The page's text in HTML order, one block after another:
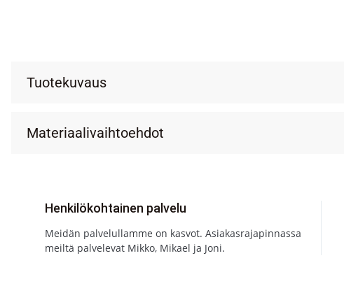
Tuotekuvaus
Materiaalivaihtoehdot
Henkilökohtainen palvelu
Meidän palvelullamme on kasvot. Asiakasrajapinnassa
meiltä palvelevat Mikko, Mikael ja Joni.